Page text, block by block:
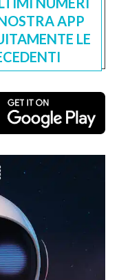
APP
LE